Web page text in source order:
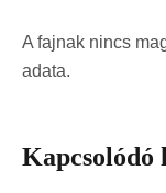
A fajnak nincs
adata.
Kapcsolódó